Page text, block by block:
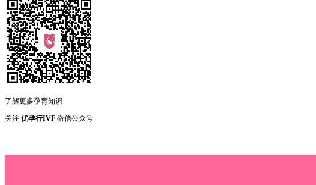
了解更多孕育知识
关注 优孕行IVF 微信公众号